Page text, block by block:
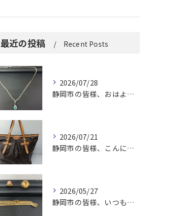
最近の投稿 Recent Posts
2026/07/28
静岡市の皆様、おはようございます。
2026/07/21
静岡市の皆様、こんにちは！
2026/05/27
静岡市の皆様、いつも大変お世話になっております。